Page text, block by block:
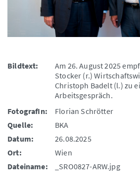
Bildtext:
Am 26. August 2025
Stocker (r.)
Christoph Badelt (l.) zu
Arbeitsgespräch.
FotografIn:
Florian Schrötter
Quelle:
BKA
Datum:
26.08.2025
Ort:
Wien
Dateiname:
_SRO0827-ARW.jpg